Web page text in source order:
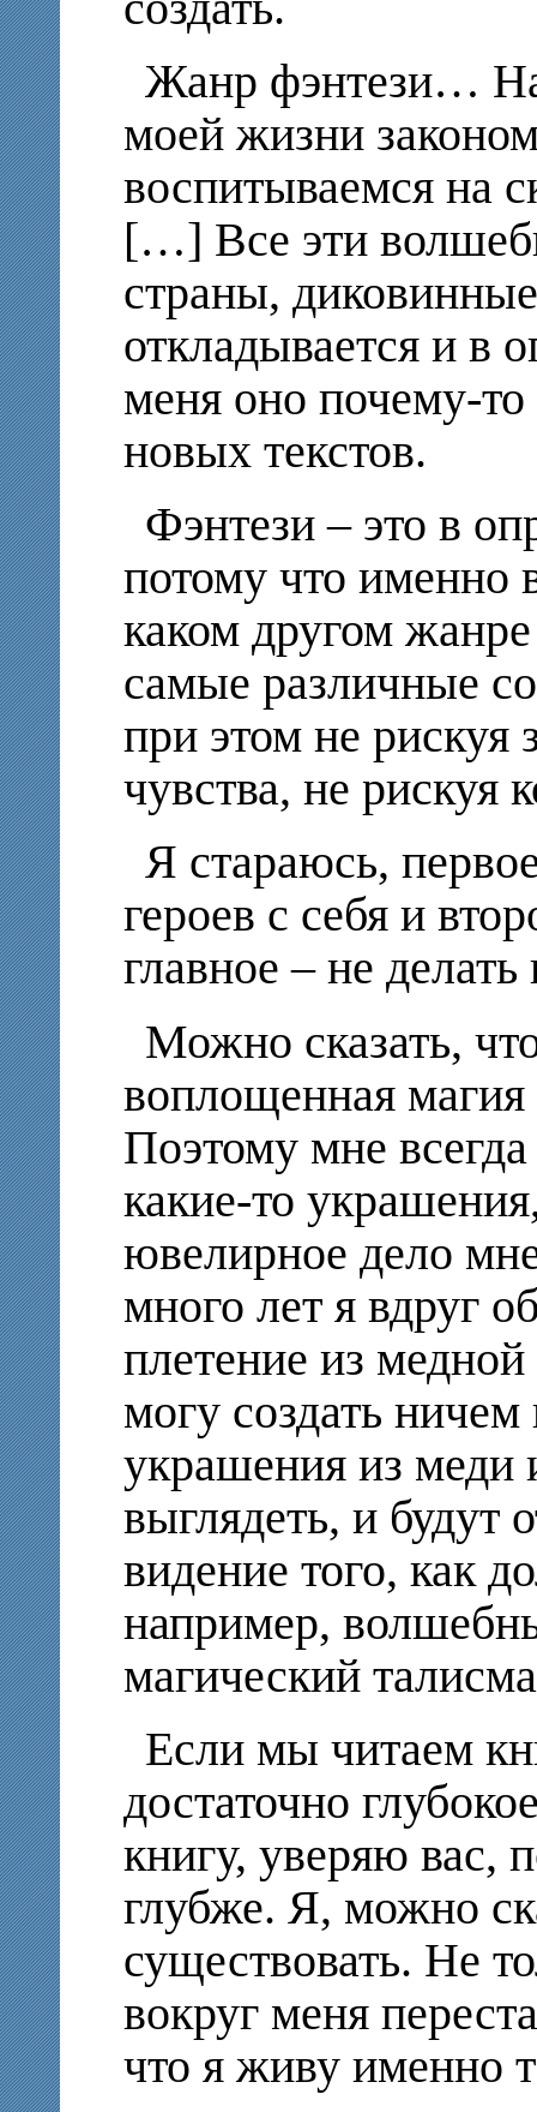
Жанр фэнтези…
моей жизни
воспитываемся на
[…] Все эти
страны,
откладывается и в
меня оно почему-
новых текстов.
Фэнтези – это в
потому что именно
каком другом
самые различные
при этом не рискуя
чувства, не рискуя
Я стараюсь,
героев с себя и
главное – не
Можно сказать,
воплощенная
Поэтому мне всегда
какие-то
ювелирное дело
много лет я вдруг
плетение из
могу создать
украшения из меди
выглядеть, и будут
видение того, как
например,
магический
Если мы читаем
достаточно
книгу, уверяю вас,
глубже. Я, можно
существовать. Не
вокруг меня
что я живу именно